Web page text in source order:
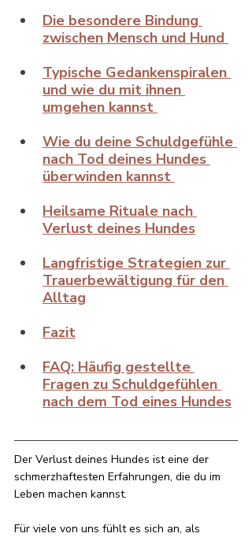
Die besondere Bindung
zwischen Mensch und Hund
Typische Gedankenspiralen
und wie du mit ihnen
umgehen kannst
Wie du deine Schuldgefühle
nach Tod deines Hundes
überwinden kannst
Heilsame Rituale nach
Verlust deines Hundes
Langfristige Strategien zur
Trauerbewältigung für den
Alltag
Fazit
FAQ: Häufig gestellte
Fragen zu Schuldgefühlen
nach dem Tod eines Hundes
Der Verlust deines Hundes ist eine der
schmerzhaftesten Erfahrungen, die du im
Leben machen kannst.
Für viele von uns fühlt es sich an, als